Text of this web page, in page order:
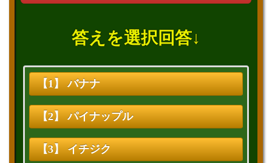
答えを選択回答↓
【1】 バナナ
【2】 パイナップル
【3】 イチジク